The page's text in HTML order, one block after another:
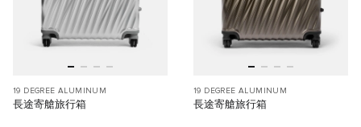
19 DEGREE ALUMINUM
長途寄艙旅行箱
19 DEGREE ALUMINUM
長途寄艙旅行箱